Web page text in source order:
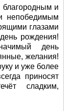
и
непобедимым
глазами
рождения!
день
желания!
и уже более
приносят
сладким,